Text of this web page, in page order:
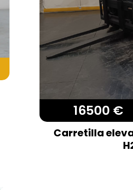
16500 €
Carretilla